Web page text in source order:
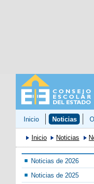
Inicio Noticias
Inicio Noticias
Noticias de 2026
Noticias de 2025